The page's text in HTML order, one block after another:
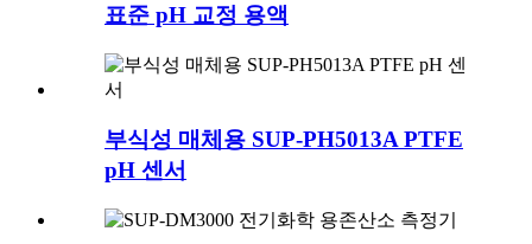
표준 pH 교정 용액
부식성 매체용 SUP-PH5013A PTFE
pH 센서